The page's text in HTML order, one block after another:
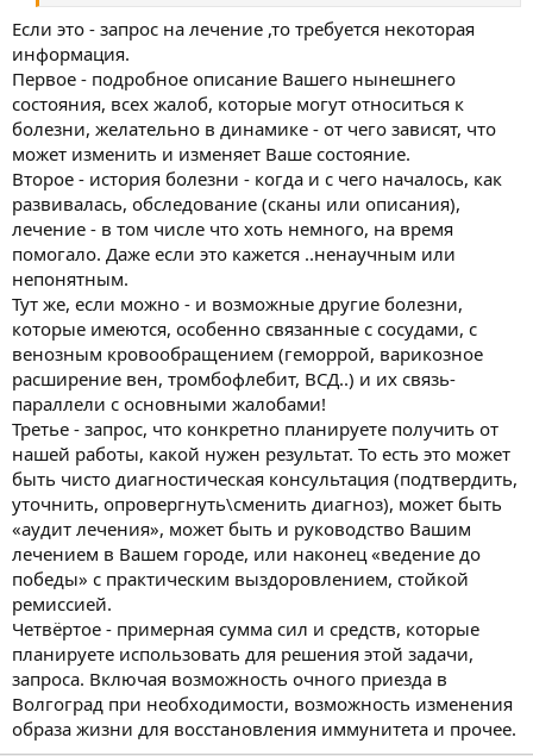
Если это - запрос на лечение ,то требуется некоторая
информация.
Первое - подробное описание Вашего нынешнего
состояния, всех жалоб, которые могут относиться к
болезни, желательно в динамике - от чего зависят, что
может изменить и изменяет Ваше состояние.
Второе - история болезни - когда и с чего началось, как
развивалась, обследование (сканы или описания),
лечение - в том числе что хоть немного, на время
помогало. Даже если это кажется ..ненаучным или
непонятным.
Тут же, если можно - и возможные другие болезни,
которые имеются, особенно связанные с сосудами, с
венозным кровообращением (геморрой, варикозное
расширение вен, тромбофлебит, ВСД..) и их связь-
параллели с основными жалобами!
Третье - запрос, что конкретно планируете получить от
нашей работы, какой нужен результат. То есть это может
быть чисто диагностическая консультация (подтвердить,
уточнить, опровергнуть\сменить диагноз), может быть
«аудит лечения», может быть и руководство Вашим
лечением в Вашем городе, или наконец «ведение до
победы» с практическим выздоровлением, стойкой
ремиссией.
Четвёртое - примерная сумма сил и средств, которые
планируете использовать для решения этой задачи,
запроса. Включая возможность очного приезда в
Волгоград при необходимости, возможность изменения
образа жизни для восстановления иммунитета и прочее.